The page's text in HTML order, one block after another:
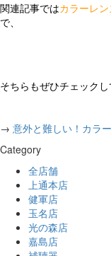
関連記事ではカラーレ
で、
そちらもぜひチェックし
→ 意外と難しい！カラ
Category
全店舗
上通本店
健軍店
玉名店
光の森店
嘉島店